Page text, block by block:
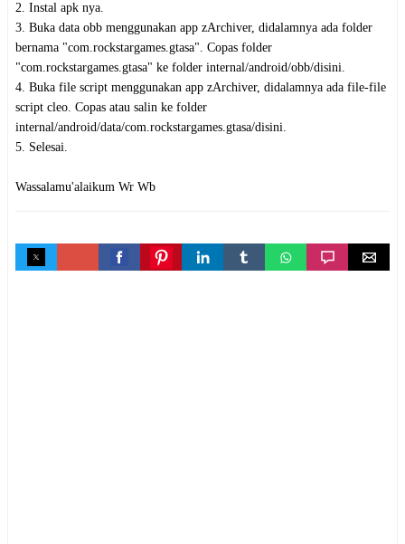
2. Instal apk nya.
3. Buka data obb menggunakan app zArchiver, didalamnya ada folder
bernama "com.rockstargames.gtasa". Copas folder
"com.rockstargames.gtasa" ke folder internal/android/obb/disini.
4. Buka file script menggunakan app zArchiver, didalamnya ada file-file
script cleo. Copas atau salin ke folder
internal/android/data/com.rockstargames.gtasa/disini.
5. Selesai.
Wassalamu'alaikum Wr Wb